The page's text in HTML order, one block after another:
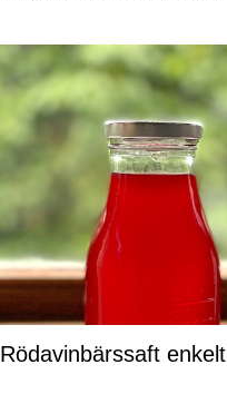
Rödavinbärssaft